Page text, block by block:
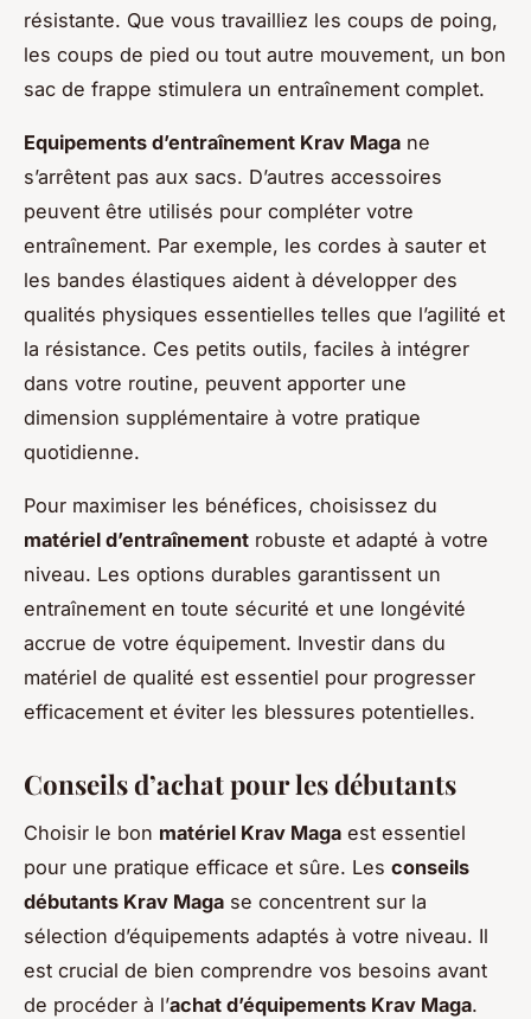
résistante. Que vous travailliez les coups de poing,
les coups de pied ou tout autre mouvement, un bon
sac de frappe stimulera un entraînement complet.
Equipements d’entraînement Krav Maga ne
s’arrêtent pas aux sacs. D’autres accessoires
peuvent être utilisés pour compléter votre
entraînement. Par exemple, les cordes à sauter et
les bandes élastiques aident à développer des
qualités physiques essentielles telles que l’agilité et
la résistance. Ces petits outils, faciles à intégrer
dans votre routine, peuvent apporter une
dimension supplémentaire à votre pratique
quotidienne.
Pour maximiser les bénéfices, choisissez du
matériel d’entraînement robuste et adapté à votre
niveau. Les options durables garantissent un
entraînement en toute sécurité et une longévité
accrue de votre équipement. Investir dans du
matériel de qualité est essentiel pour progresser
efficacement et éviter les blessures potentielles.
Conseils d’achat pour les débutants
Choisir le bon matériel Krav Maga est essentiel
pour une pratique efficace et sûre. Les conseils
débutants Krav Maga se concentrent sur la
sélection d’équipements adaptés à votre niveau. Il
est crucial de bien comprendre vos besoins avant
de procéder à l’achat d’équipements Krav Maga.